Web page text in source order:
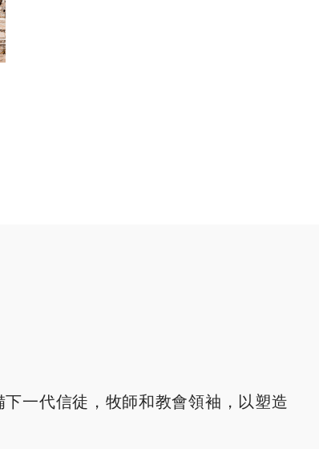
一代信徒，牧師和教會領袖，以塑造